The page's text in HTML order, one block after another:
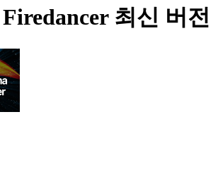
최신 버전